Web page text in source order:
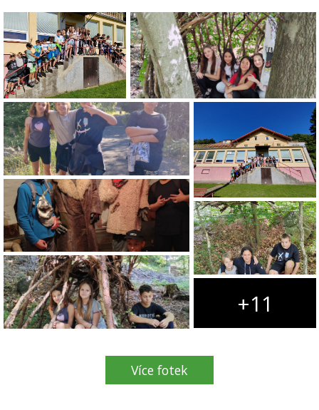
+11
Více fotek